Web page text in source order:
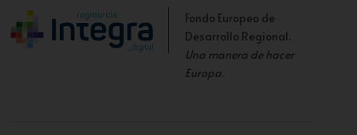
Fondo Europeo de
Desarrollo Regional.
Una manera de hacer
Europa.